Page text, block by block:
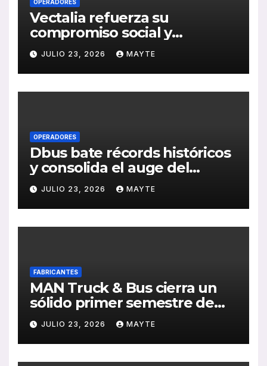
OPERADORES
Vectalia refuerza su
compromiso social y
medioambiental con la
publicación de su Memoria
de RSC 2025
JULIO 23, 2026 MAYTE
OPERADORES
Dbus bate récords históricos
y consolida el auge del
transporte público en San
Sebastián
JULIO 23, 2026 MAYTE
FABRICANTES
MAN Truck & Bus cierra un
sólido primer semestre de
2026 con crecimiento en
ventas, pedidos y
rentabilidad
JULIO 23, 2026 MAYTE